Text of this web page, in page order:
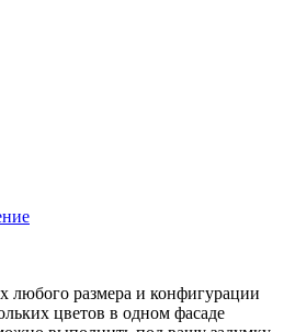
любого размера и конфигурации
цветов в одном фасаде